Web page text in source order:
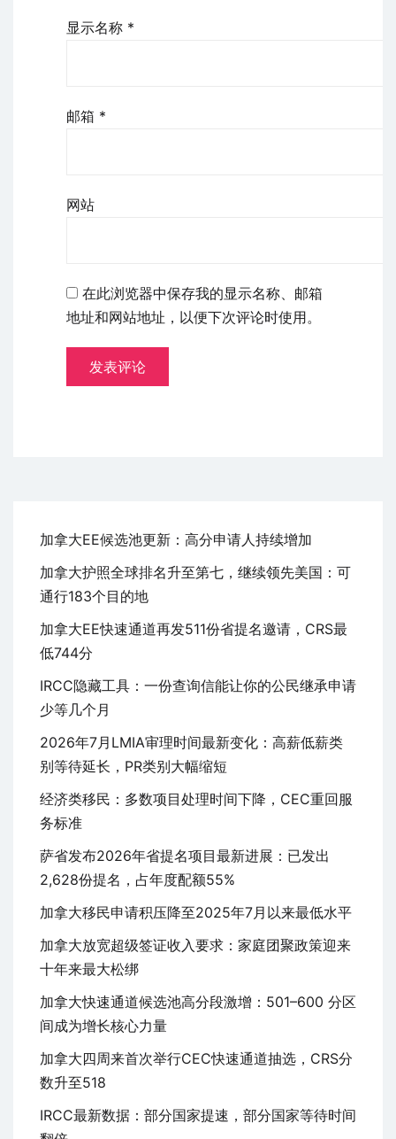
显示名称 *
邮箱 *
网站
在此浏览器中保存我的显示名称、邮箱
地址和网站地址，以便下次评论时使用。
加拿大EE候选池更新：高分申请人持续增加
加拿大护照全球排名升至第七，继续领先美国：可
通行183个目的地
加拿大EE快速通道再发511份省提名邀请，CRS最
低744分
IRCC隐藏工具：一份查询信能让你的公民继承申请
少等几个月
2026年7月LMIA审理时间最新变化：高薪低薪类
别等待延长，PR类别大幅缩短
经济类移民：多数项目处理时间下降，CEC重回服
务标准
萨省发布2026年省提名项目最新进展：已发出
2,628份提名，占年度配额55%
加拿大移民申请积压降至2025年7月以来最低水平
加拿大放宽超级签证收入要求：家庭团聚政策迎来
十年来最大松绑
加拿大快速通道候选池高分段激增：501–600 分区
间成为增长核心力量
加拿大四周来首次举行CEC快速通道抽选，CRS分
数升至518
IRCC最新数据：部分国家提速，部分国家等待时间